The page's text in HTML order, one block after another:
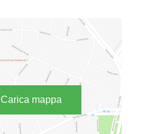
Carica mappa